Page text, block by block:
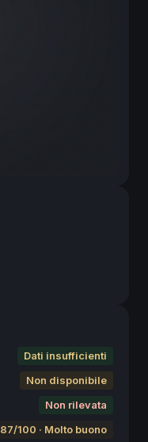
Dati insufficienti
Non disponibile
Non rilevata
87/100 · Molto buono